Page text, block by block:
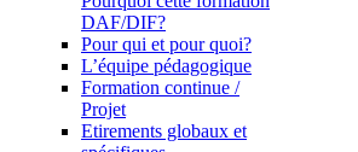
DAF/DIF?
Pour qui et pour quoi?
L’équipe pédagogique
Formation continue /
Projet
Etirements globaux et